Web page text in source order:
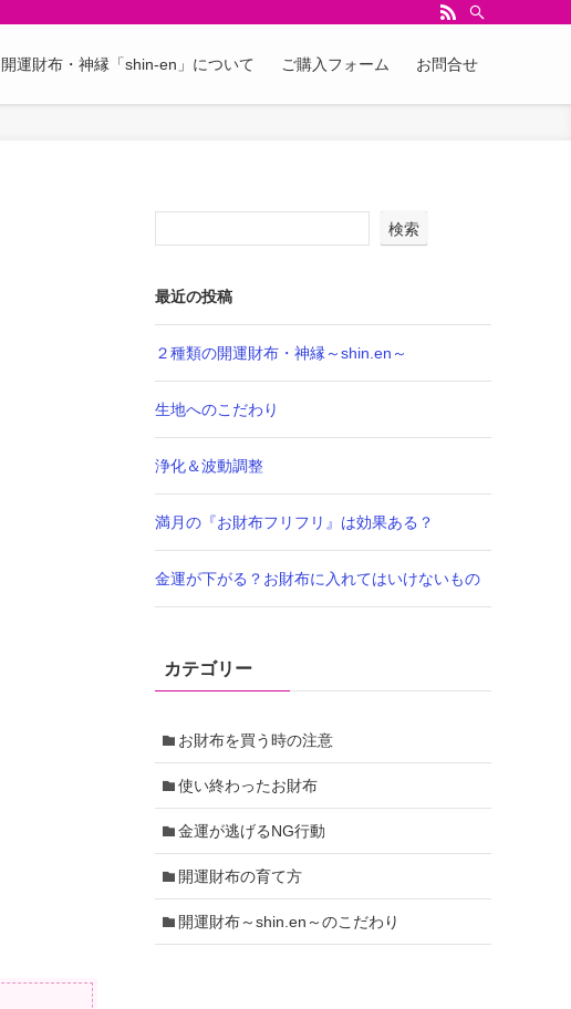
開運財布・神縁「shin-en」について ご購入フォーム お問合せ
検索
最近の投稿
２種類の開運財布・神縁～shin.en～
生地へのこだわり
浄化＆波動調整
満月の『お財布フリフリ』は効果ある？
金運が下がる？お財布に入れてはいけないもの
カテゴリー
お財布を買う時の注意
使い終わったお財布
金運が逃げるNG行動
開運財布の育て方
開運財布～shin.en～のこだわり